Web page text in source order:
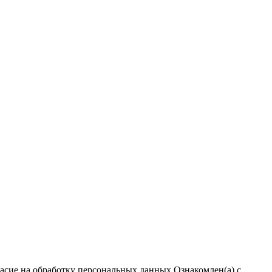
на обработку персональных данных Ознакомлен(а) с